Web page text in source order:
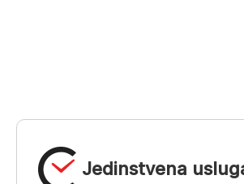
Jedinstvena